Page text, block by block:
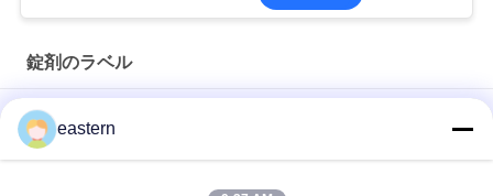
錠剤のラベル
シアリス タダラフィル 100mg 経口用ラベル
SS-31 強い粘着剤 ペンチド 錠剤 錠剤
eastern